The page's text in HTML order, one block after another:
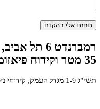
רמברנדט 6
35 מטר וקידוח פיאזומטר לעומק 21 מטר
תשי"ג 1-9 מגדל העמק, קידוחי ניסיון לעומק של 40 מטר